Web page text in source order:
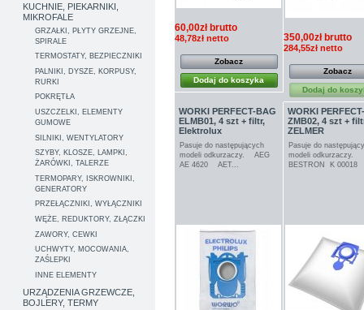
KUCHNIE, PIEKARNIKI,
MIKROFALE
GRZAŁKI, PŁYTY GRZEJNE,
SPIRALE
TERMOSTATY, BEZPIECZNIKI
PALNIKI, DYSZE, KORPUSY,
RURKI
POKRĘTŁA
USZCZELKI, ELEMENTY
GUMOWE
SILNIKI, WENTYLATORY
SZYBY, KLOSZE, LAMPKI,
ŻARÓWKI, TALERZE
TERMOPARY, ISKROWNIKI,
GENERATORY
PRZEŁĄCZNIKI, WYŁĄCZNIKI
WĘŻE, REDUKTORY, ZŁĄCZKI
ZAWORY, CEWKI
UCHWYTY, MOCOWANIA,
ZAŚLEPKI
INNE ELEMENTY
URZĄDZENIA GRZEWCZE,
BOJLERY, TERMY
60,00zł brutto
48,78zł netto
Zobacz
Dodaj do koszyka
350,00zł brutto
284,55zł netto
Zobacz
Dodaj do
WORKI PERFECT-BAG
ELMB01, 4 szt + filtr,
Elektrolux
Pasuje do następujących
modeli odkurzaczy. AEG
AE 4620 AET...
WORKI
ZMB02, 4 szt +
ZELMER
Pasuje do
modeli odkurzaczy.
BESTRON K